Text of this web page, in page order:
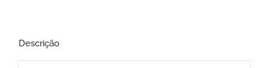
Descrição